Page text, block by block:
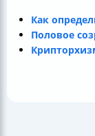
Как
Половое